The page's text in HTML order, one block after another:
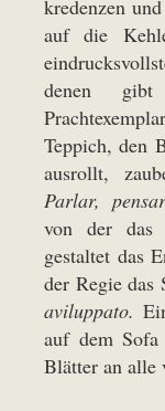
kredenzen
auf die
denen
Teppich, den
ausrollt,
Parlar,
von der das
gestaltet das
der Regie das
aviluppato.
auf dem Sofa
Blätter an alle